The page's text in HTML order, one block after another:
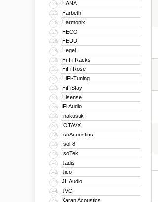
124 HANA
125 Harbeth
126 Harmonix
127 HECO
128 HEDD
129 Hegel
130 Hi-Fi Racks
131 HiFi Rose
132 HiFi-Tuning
133 HiFiStay
134 Hisense
135 iFi Audio
136 Inakustik
137 IOTAVX
138 IsoAcoustics
139 Isol-8
140 IsoTek
141 Jadis
142 Jico
143 JL Audio
144 JVC
145 Karan Acoustics